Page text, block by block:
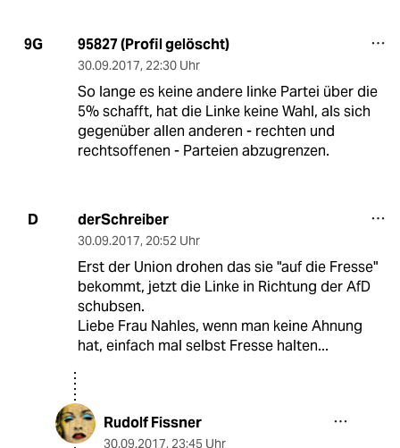
9G 95827 (Profil gelöscht)
30.09.2017, 22:30 Uhr
So lange es keine andere linke Partei über die
5% schafft, hat die Linke keine Wahl, als sich
gegenüber allen anderen - rechten und
rechtsoffenen - Parteien abzugrenzen.
D derSchreiber
30.09.2017, 20:52 Uhr
Erst der Union drohen das sie "auf die Fresse"
bekommt, jetzt die Linke in Richtung der AfD
schubsen.
Liebe Frau Nahles, wenn man keine Ahnung
hat, einfach mal selbst Fresse halten...
Rudolf Fissner
30.09.2017, 23:45 Uhr